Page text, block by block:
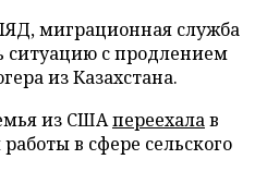
миграционная служба
ситуацию с продлением
из Казахстана.
из СШАпереехалав
в сфере сельского